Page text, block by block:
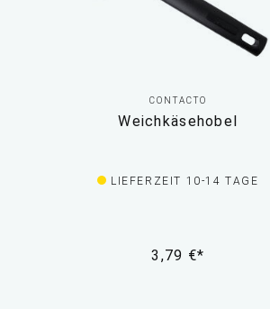
CONTACTO
Weichkäsehobel
LIEFERZEIT 10-14 TAGE
3,79 €*